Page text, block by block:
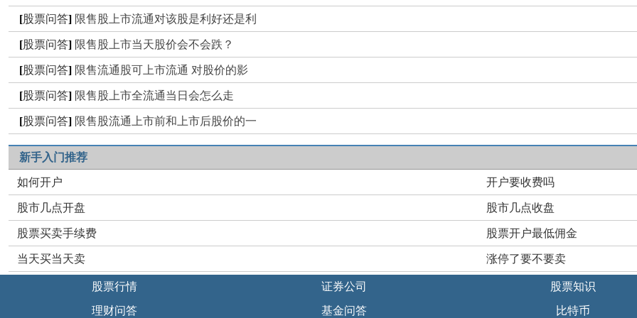
[股票问答] 限售股上市流通对该股是利好还是利
[股票问答] 限售股上市当天股价会不会跌？
[股票问答] 限售流通股可上市流通 对股价的影
[股票问答] 限售股上市全流通当日会怎么走
[股票问答] 限售股流通上市前和上市后股价的一
新手入门推荐
如何开户 开户要收费吗
股市几点开盘 股市几点收盘
股票买卖手续费 股票开户最低佣金
当天买当天卖 涨停了要不要卖
股票行情 证券公司 股票知识
理财问答
基金问答 比特币